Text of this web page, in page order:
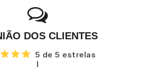
DOS CLIENTES
5 de 5 estrelas